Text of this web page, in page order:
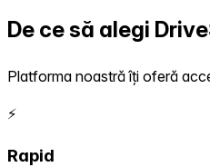
De ce să alegi
Platforma noastră îți oferă
⚡
Rapid